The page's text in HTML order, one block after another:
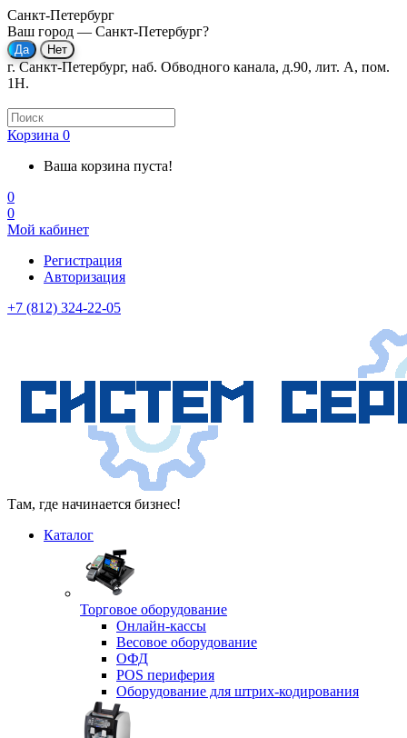
Санкт-Петербург
Ваш город — Санкт-Петербург?
г. Санкт-Петербург, наб. Обводного канала, д.90, лит. А, пом.
1Н.
Корзина 0
Ваша корзина пуста!
0
0
Мой кабинет
Регистрация
Авторизация
+7 (812) 324-22-05
Там, где начинается бизнес!
Каталог
Торговое оборудование
Онлайн-кассы
Весовое оборудование
ОФД
POS периферия
Оборудование для штрих-кодирования